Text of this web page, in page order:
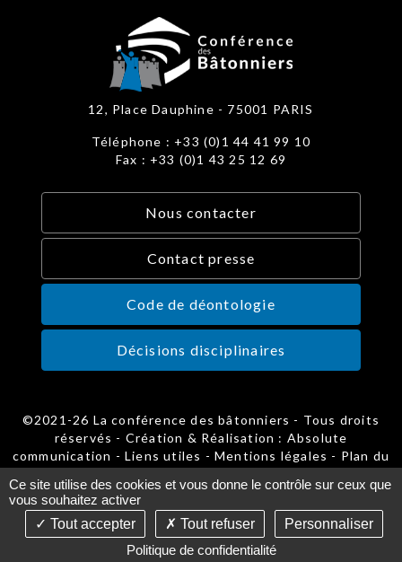
12, Place Dauphine - 75001 PARIS
Téléphone : +33 (0)1 44 41 99 10
Fax : +33 (0)1 43 25 12 69
Nous contacter
Contact presse
Code de déontologie
Décisions disciplinaires
©2021-26 La conférence des bâtonniers - Tous droits
réservés - Création & Réalisation : Absolute
communication - Liens utiles - Mentions légales - Plan du
Ce site utilise des cookies et vous donne le contrôle sur ceux que
vous souhaitez activer
Tout accepter
Tout refuser
Personnaliser
Politique de confidentialité